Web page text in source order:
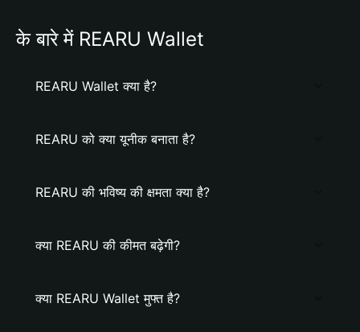
के बारे में REARU Wallet
REARU Wallet क्या है?
REARU को क्या यूनीक बनाता है?
REARU की भविष्य की क्षमता क्या है?
क्या REARU की कीमत बढ़ेगी?
क्या REARU Wallet मुफ्त है?